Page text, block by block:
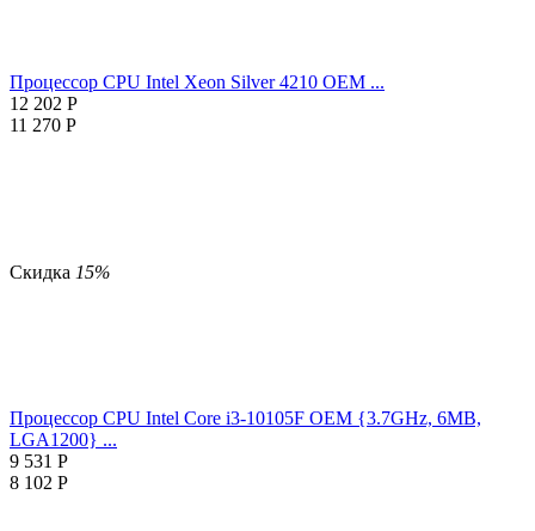
Процессор CPU Intel Xeon Silver 4210 OEM ...
12 202 Р
11 270 Р
Скидка 15%
Процессор CPU Intel Core i3-10105F OEM {3.7GHz, 6MB,
LGA1200} ...
9 531 Р
8 102 Р